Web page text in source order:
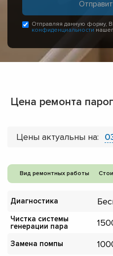
Отправляя данную форму,
конфиденциальности
Цена ремонта
Цены актуальны на:
Вид ремонтных работы
Диагностика
Чистка системы
генерации пара
Замена помпы